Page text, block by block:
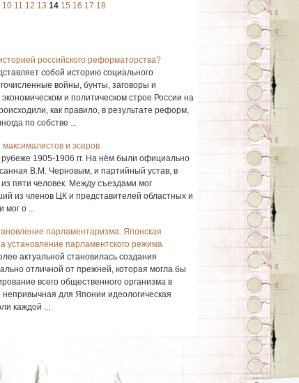
10 11 12 13 14 15 16 17 18
российского реформаторства?
собой историю социального
войны, бунты, заговоры и
и политическом строе России на
как правило, в результате реформ,
по собстве ...
и эсеров
рубеже 1905-1906 гг. На нём были официально
В.М. Черновым, и партийный устав, в
пяти человек. Между съездами мог
из членов ЦК и представителей областных и
мог о ...
парламентаризма. Японская
установление парламентского режима
актуальной становилась создания
отличной от прежней, которая могла бы
всего общественного организма в
для Японии идеологическая
каждой ...